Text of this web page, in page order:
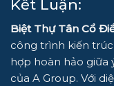
Kết Luận:
Biệt Thự Tân Cổ
công trình kiến
hợp hoàn hảo giữa
của A Group. Với